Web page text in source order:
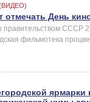
отмечать День
правительством СССР
фильмотека
ярмарки